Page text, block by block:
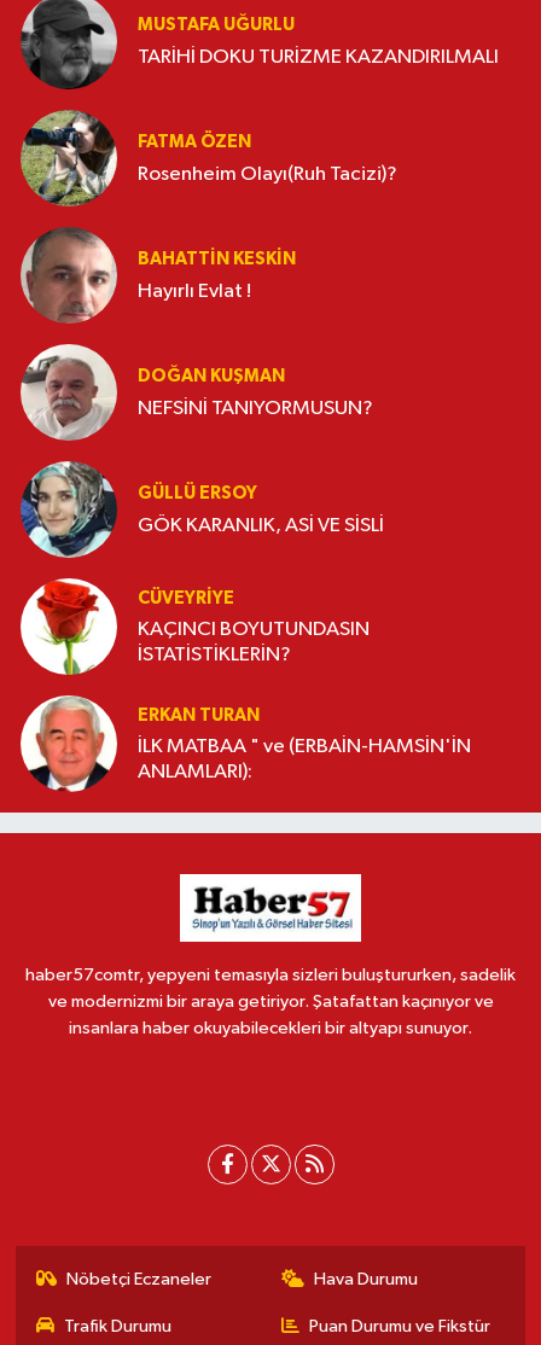
MUSTAFA UĞURLU
TARİHİ DOKU TURİZME KAZANDIRILMALI
FATMA ÖZEN
Rosenheim Olayı(Ruh Tacizi)?
BAHATTIN KESKİN
Hayırlı Evlat !
DOĞAN KUŞMAN
NEFSİNİ TANIYORMUSUN?
GÜLLÜ ERSOY
GÖK KARANLIK, ASİ VE SİSLİ
CÜVEYRIYE
KAÇINCI BOYUTUNDASIN
İSTATİSTİKLERİN?
ERKAN TURAN
İLK MATBAA " ve (ERBAİN-HAMSİN'İN
ANLAMLARI):
haber57comtr, yepyeni temasıyla sizleri buluştururken, sadelik
ve modernizmi bir araya getiriyor. Şatafattan kaçınıyor ve
insanlara haber okuyabilecekleri bir altyapı sunuyor.
Nöbetçi Eczaneler Hava Durumu
Trafik Durumu Puan Durumu ve Fikstür